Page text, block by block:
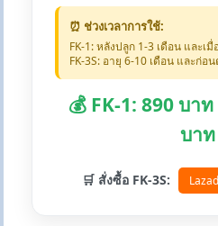
⏰ ช่วงเวลาการใช้:
FK-1: หลังปลูก 1-3 เดือน และเมื่
FK-3S: อายุ 6-10 เดือน และก่อ
💰 FK-1: 890 บา
บาท
🛒 สั่งซื้อ FK-3S: